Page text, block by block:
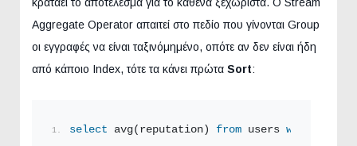
Aggregate Operator απαιτεί στο πεδίο που γίνονται Group
οι εγγραφές να είναι ταξινόμημένο, οπότε αν δεν είναι ήδη
από κάποιο Index, τότε τα κάνει πρώτα Sort:
select avg(reputation) from users where